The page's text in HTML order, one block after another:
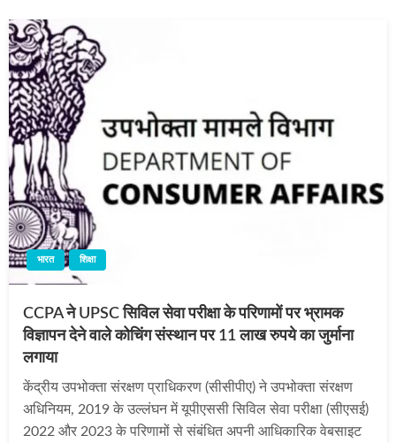
भारत शिक्षा
CCPA ने UPSC सिविल सेवा परीक्षा के परिणामों पर भ्रामक
विज्ञापन देने वाले कोचिंग संस्थान पर 11 लाख रुपये का जुर्माना
लगाया
केंद्रीय उपभोक्ता संरक्षण प्राधिकरण (सीसीपीए) ने उपभोक्ता संरक्षण
अधिनियम, 2019 के उल्लंघन में यूपीएससी सिविल सेवा परीक्षा (सीएसई)
2022 और 2023 के परिणामों से संबंधित अपनी आधिकारिक वेबसाइट